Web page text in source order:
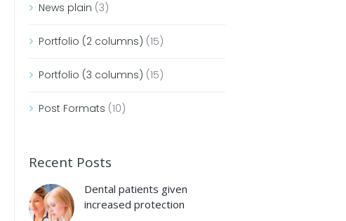
News plain (3)
Portfolio (2 columns) (15)
Portfolio (3 columns) (15)
Post Formats (10)
Recent Posts
Dental patients given
increased protection